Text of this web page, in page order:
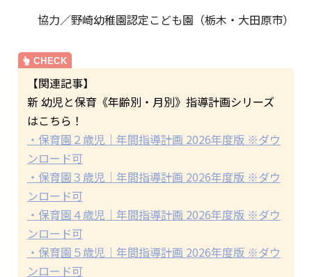
協力／野崎幼稚園認定こども園（栃木・大田原市）
【関連記事】
新 幼児と保育《年齢別・月別》指導計画シリーズ
はこちら！
・保育園２歳児｜年間指導計画 2026年度版 ※ダウ
ンロード可
・保育園３歳児｜年間指導計画 2026年度版 ※ダウ
ンロード可
・保育園４歳児｜年間指導計画 2026年度版 ※ダウ
ンロード可
・保育園５歳児｜年間指導計画 2026年度版 ※ダウ
ンロード可